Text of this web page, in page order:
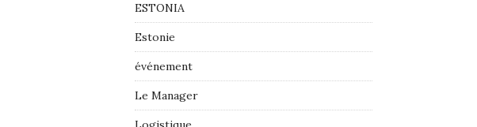
ESTONIA
Estonie
événement
Le Manager